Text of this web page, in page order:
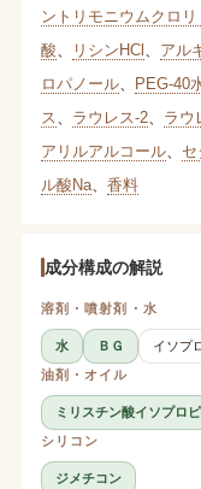
ントリモニウムクロリ
酸
リシンHCl アル
ロパノール、 PEG-40
ス
ラウレス-2、 ラウ
アリルアルコール、
ル酸Na、 香料
成分構成の解説
溶剤・噴射剤・水
水 ＢＧ
イソプ
油剤・オイル
ミリスチン酸イソプロ
シリコン
ジメチコン